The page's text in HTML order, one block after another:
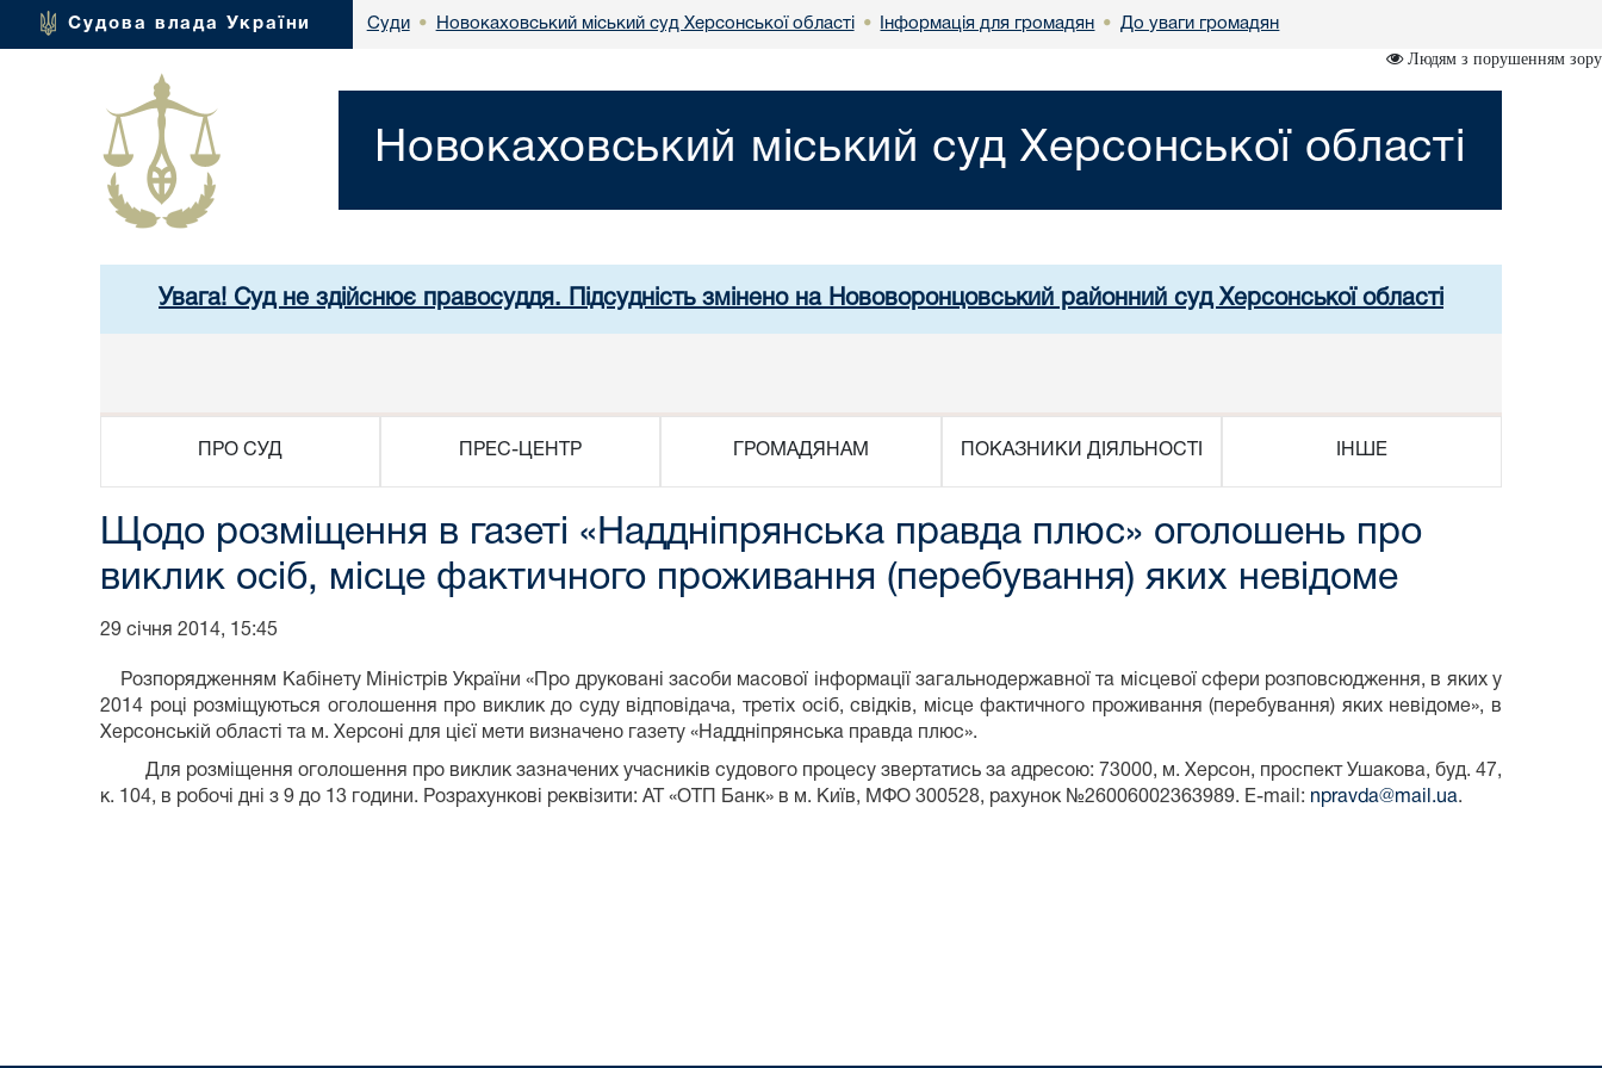
Судова влада України Суди • Новокаховський міський суд Херсонської області • Інформація для громадян • До уваги громадян
Людям з порушенням зору
Новокаховський міський суд Херсонської області
Увага! Суд не здійснює правосуддя. Підсудність змінено на Нововоронцовський районний суд Херсонської області
ПРО СУД ПРЕС-ЦЕНТР ГРОМАДЯНАМ ПОКАЗНИКИ ДІЯЛЬНОСТІ ІНШЕ
Щодо розміщення в газеті «Наддніпрянська правда плюс» оголошень про
виклик осіб, місце фактичного проживання (перебування) яких невідоме
29 січня 2014, 15:45
Розпорядженням Кабінету Міністрів України «Про друковані засоби масової інформації загальнодержавної та місцевої сфери розповсюдження, в яких у
2014 році розміщуються оголошення про виклик до суду відповідача, третіх осіб, свідків, місце фактичного проживання (перебування) яких невідоме», в
Херсонській області та м. Херсоні для цієї мети визначено газету «Наддніпрянська правда плюс».
Для розміщення оголошення про виклик зазначених учасників судового процесу звертатись за адресою: 73000, м. Херсон, проспект Ушакова, буд. 47,
к. 104, в робочі дні з 9 до 13 години. Розрахункові реквізити: АТ «ОТП Банк» в м. Київ, МФО 300528, рахунок №26006002363989. E-mail : npravda@mail .ua.